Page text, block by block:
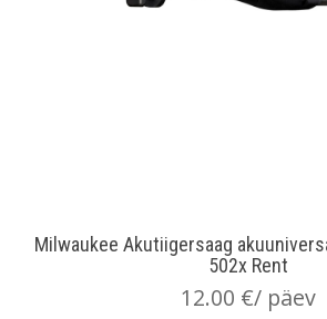
Milwaukee Akutiigersaag
502x Rent
12.00 €/ päev